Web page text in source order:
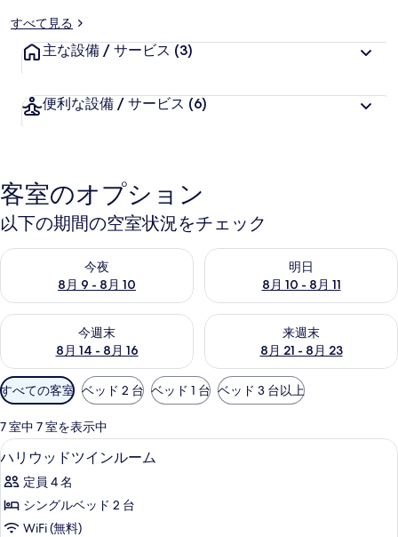
すべて見る
主な設備 / サービス (3)
便利な設備 / サービス (6)
客室のオプション
以下の期間の空室状況をチェック
今夜
8月 9 - 8月 10
今夜 8月 9 - 8月 10 の空室状況をチェック
明日
8月 10 - 8月 11
明日 8月 10 - 8月 11 の空室状
今週末
8月 14 - 8月 16
今週末 8月 14 - 8月 16 の空室状況をチェック
来週末
8月 21 - 8月 23
来週末 8月 21 - 8月 23 の空室
利
用
可
能
な
客
室
の
すべての客室 ベッド 2 台 ベッド 1 台 ベッド 3 台以上
7 室中 7 室を表示中
ハ
リ
ウ
ッ
1
ハリウッドツインルーム
定員 4 名
シングルベッド 2 台
WiFi (無料)